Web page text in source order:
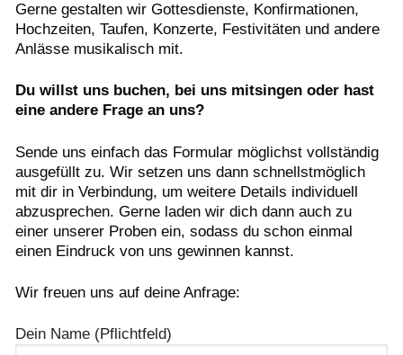
Gerne gestalten wir Gottesdienste, Konfirmationen,
Hochzeiten, Taufen, Konzerte, Festivitäten und andere
Anlässe musikalisch mit.
Du willst uns buchen, bei uns mitsingen oder hast
eine andere Frage an uns?
Sende uns einfach das Formular möglichst vollständig
ausgefüllt zu. Wir setzen uns dann schnellstmöglich
mit dir in Verbindung, um weitere Details individuell
abzusprechen. Gerne laden wir dich dann auch zu
einer unserer Proben ein, sodass du schon einmal
einen Eindruck von uns gewinnen kannst.
Wir freuen uns auf deine Anfrage:
Dein Name (Pflichtfeld)